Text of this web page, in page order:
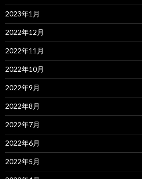
2023年1月
2022年12月
2022年11月
2022年10月
2022年9月
2022年8月
2022年7月
2022年6月
2022年5月